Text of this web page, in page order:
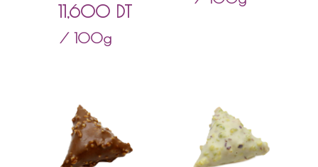
11,600 DT
/ 100g